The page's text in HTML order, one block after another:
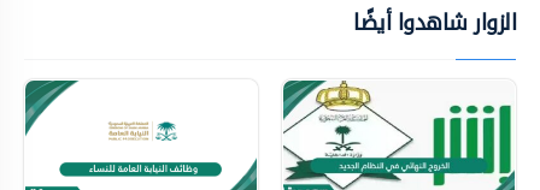
الزوار شاهدوا أيضًا